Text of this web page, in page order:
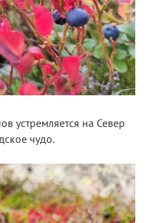
устремляется на Север
чудо.